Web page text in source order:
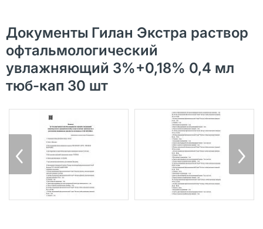
Документы Гилан Экстра раствор
офтальмологический
увлажняющий 3%+0,18% 0,4 мл
тюб-кап 30 шт